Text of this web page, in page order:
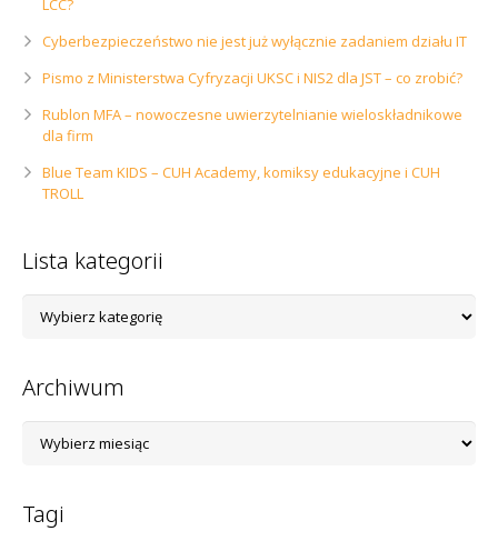
Cyberbezpieczeństwo nie jest już wyłącznie zadaniem działu IT
Pismo z Ministerstwa Cyfryzacji UKSC i NIS2 dla JST – co zrobić?
Rublon MFA – nowoczesne uwierzytelnianie wieloskładnikowe
dla firm
Blue Team KIDS – CUH Academy, komiksy edukacyjne i CUH
TROLL
Lista kategorii
kategorii
Archiwum
Tagi